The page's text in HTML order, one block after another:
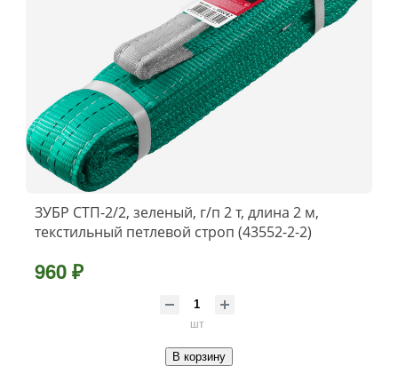
ЗУБР СТП-2/2, зеленый, г/п 2 т, длина 2 м,
текстильный петлевой строп (43552-2-2)
960 ₽
шт
В корзину